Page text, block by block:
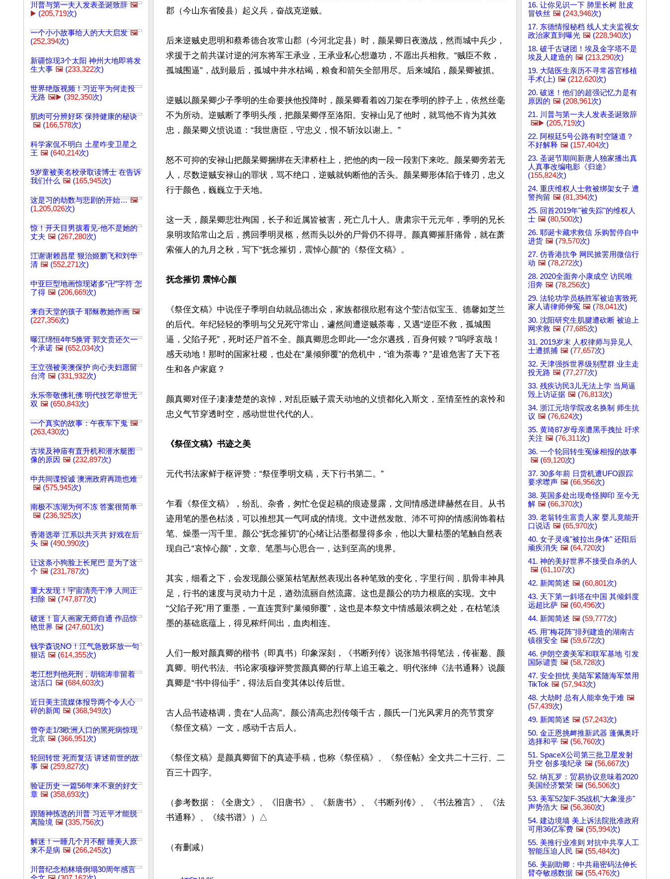
川普与第一夫人发表圣诞致辞 🖼️
▶️ (205,719次)
一个小小故事给人的大大启发 🖼️
(252,394次)
新疆惊现3个太阳 神州大地即将发
生大事 🖼️ (233,322次)
世界绝版视频！习近平为何走投
无路 🖼️▶️ (392,350次)
肌肉可分辨好坏 保持健康的秘诀
🖼️ (166,578次)
科学家侃不明白 土星咋变卫星之
王 🖼️ (640,214次)
9岁童被美名校录取读博士 在告诉
我们什么 🖼️ (165,945次)
这是习的劫数与悲剧的开始… 🖼️
(1,205,026次)
惊！开天目男孩看见-他不是她的
丈夫 🖼️ (267,280次)
江谢谢赖昌星 狠治姬鹏飞和刘华
清 🖼️ (552,271次)
中亚巨型地画惊现诸多“卍”字符 怎
了得 🖼️ (206,669次)
来自天堂的孩子 耶稣教她作画 🖼️
(227,356次)
曝江绵恒4年5换肾 郭文贵还欠一
个承诺 🖼️ (652,034次)
王立强被美澳保护 向心夫妇愿留
台湾 🖼️ (331,932次)
永乐帝敬佛礼佛 明代技艺举世无
双 🖼️ (650,843次)
一个真实的故事：午夜车下鬼 🖼️
(263,430次)
古埃及神庙有直升机和潜水艇图
像的原因 🖼️ (232,897次)
中共间谍投诚 澳洲政府再跪也难
🖼️ (575,945次)
南极不冻湖为何不冻 答案很简单
🖼️ (236,925次)
香港选举 江系以共灭共 好戏在后
头 🖼️ (490,990次)
让这条小狗脸上长尾巴 是为了这
个 🖼️ (231,787次)
重大发现！宇宙清亮干净 人间正
扫除 🖼️ (747,877次)
破迷！盲人画家无师自通 作品惊
艳世界 🖼️ (247,601次)
钱学森说NO！江气急败坏放一句
狠话 🖼️ (614,355次)
老江想判他死刑，胡锦涛非留着
这活口 🖼️ (684,603次)
近日美主流媒体报导两个令人心
碎的新闻 🖼️ (368,949次)
曾夺走1/3欧洲人口的黑死病惊现
北京 🖼️ (366,951次)
轮回转世 死而复活 讲述前世的故
事 🖼️ (259,827次)
验证历史 一篇56年来不衰的好文
章 🖼️ (358,693次)
跟随神拣选的川普 习近平才能脱
离险境 🖼️ (335,756次)
解迷！一睡几个月不醒 睡美人原
来不是病 🖼️ (266,245次)
川普纪念柏林墙倒塌30周年感言
郡（今山东省陵县）起义兵，奋战克逆贼。
后来逆贼史思明和蔡希德合攻常山郡（今河北定县）时，颜杲卿日夜激战，然而城中兵少，
求援于之前共谋讨逆的河东将军王承业，王承业私心想邀功，不愿出兵相救。“贼臣不救，
孤城围逼”，战到最后，孤城中井水枯竭，粮食和箭矢全部用尽。后来城陷，颜杲卿被抓。
逆贼以颜杲卿少子季明的生命要挟他投降时，颜杲卿看着凶刀架在季明的脖子上，依然丝毫
不为所动。逆贼断了季明头颅，把颜杲卿俘至洛阳。安禄山见了他时，就骂他不肯为其效
忠，颜杲卿义愤说道：“我世唐臣，守忠义，恨不斩汝以谢上。”
怒不可抑的安禄山把颜杲卿捆绑在天津桥柱上，把他的肉一段一段割下来吃。颜杲卿旁若无
人，尽数逆贼安禄山的罪状，骂不绝口，逆贼就钩断他的舌头。颜杲卿形体陷于锋刃，忠义
行于颜色，巍巍立于天地。
这一天，颜杲卿悲壮殉国，长子和近属皆被害，死亡几十人。唐肃宗干元元年，季明的兄长
泉明攻陷常山之后，携回季明灵柩，然而头以外的尸骨仍不得寻。颜真卿摧肝痛骨，就在萧
索催人的九月之秋，写下“抚念摧切，震悼心颜”的《祭侄文稿》。
抚念摧切 震悼心颜
《祭侄文稿》中说侄子季明自幼就品德出众，家族都很欣慰有这个莹洁似宝玉、德馨如芝兰
的后代。年纪轻轻的季明与父兄死守常山，遽然间遭逆贼荼毒，又遇“逆臣不救，孤城围
逼，父陷子死”，死时还尸首不全。颜真卿思念即此──“念尔遘残，百身何赎？”呜呼哀哉！
感天动地！那时的国家社稷，也处在“巢倾卵覆”的危机中，“谁为荼毒？”是谁危害了天下苍
生和各户家庭？
颜真卿对侄子凄凄楚楚的哀悼，对乱臣贼子震天动地的义愤都化入斯文，至情至性的哀怜和
忠义气节穿透时空，感动世世代代的人。
《祭侄文稿》书迹之美
元代书法家鲜于枢评赞：“祭侄季明文稿，天下行书第二。”
乍看《祭侄文稿》，纷乱、杂沓，匆忙仓促起稿的痕迹显露，文间情感迸肆赫然在目。从书
迹用笔的墨色枯淡，可以推想其一气呵成的情境。文中迸然发散、沛不可抑的情感润饰着枯
笔、燥墨一泻千里。颜公“抚念摧切”的心绪让沾墨都显得多余，他以大量枯墨的笔触自然表
现自己“哀悼心颜”，文章、笔墨与心思合一，达到至高的境界。
其实，细看之下，会发现颜公驱策枯笔猷然表现出各种笔致的变化，字里行间，肌骨丰神具
足，行书的速度与灵动力十足，遒劲流丽自然流露。这也是颜公的功力根底的实现。文中
“父陷子死”用了重墨，一直连贯到“巢倾卵覆”，这也是本祭文中情感最浓稠之处，在枯笔淡
墨的基础底蕴上，得见秾纤间出，血肉相连。
人们一般对颜真卿的楷书（即真书）印象深刻，《书断列传》说张旭书得笔法，传崔邈、颜
真卿。明代书法、书论家项穆评赞赏颜真卿的行草上追王羲之。明代张绅《法书通释》说颜
真卿是“书中得仙手”，得法后自变其体以传后世。
古人品书迹格调，贵在“人品高”。颜公清高忠烈传颂千古，颜氏一门光风霁月的亮节贯穿
《祭侄文稿》一文，感动千古后人。
《祭侄文稿》是颜真卿留下的真迹手稿，也称《祭侄稿》、《祭侄帖》全文共二十三行、二
百三十四字。
（参考数据：《全唐文》、《旧唐书》、《新唐书》、《书断列传》、《书法雅言》、《法
书通释》、《续书谱》）△
（有删减）
16. 让你见识一下 肺里长树 肚皮
冒铁丝 🖼️ (243,946次)
17. 东德情报秘档 线人丈夫监视女
政治家直到曝光 🖼️ (228,940次)
18. 破千古谜团！埃及金字塔不是
埃及人建造的 🖼️ (213,290次)
19. 大陆医生亲历不寻常器官移植
手术(上) 🖼️ (212,620次)
20. 破迷！他们的超强记忆力是有
原因的 🖼️ (208,961次)
21. 川普与第一夫人发表圣诞致辞
🖼️▶️ (205,719次)
22. 阿根廷5号公路有时空隧道？
不好解释 🖼️ (157,404次)
23. 圣诞节期间新唐人独家播出真
人真事改编电影《归途》
(155,824次)
24. 重庆维权人士救被绑架女子 遭
警拘留 🖼️ (81,394次)
25. 回首2019年"被失踪"的维权人
士 🖼️ (80,500次)
26. 耶诞卡藏求救信 乐购暂停自中
进货 🖼️ (79,570次)
27. 仿香港抗争 网民掀罢用微信行
动 🖼️ (78,272次)
28. 2020全面奔小康成空 访民唯
泪奔 🖼️ (78,256次)
29. 法轮功学员杨胜军被迫害致死
家人请律师伸冤 🖼️ (78,041次)
30. 沈阳研究生肌腱遭砍断 被迫上
网求救 🖼️ (77,685次)
31. 2019岁末 人权律师与异见人
士遭抓捕 🖼️ (77,657次)
32. 天津强拆世界级别墅群 业主走
投无路 🖼️ (77,277次)
33. 残疾访民3儿无法上学 当局逼
毁上访证据 🖼️ (76,813次)
34. 浙江元培学院改名换制 师生抗
议 🖼️ (76,624次)
35. 黄琦87岁母亲遭黑手拽扯 吁求
关注 🖼️ (76,311次)
36. 一个轮回转生冤缘相报的故事
🖼️ (69,120次)
37. 30多年前 日货机遭UFO跟踪
要求噤声 🖼️ (66,956次)
38. 英国多处出现奇怪脚印 至今无
解 🖼️ (66,370次)
39. 老翁转生富贵人家 婴儿竟能开
口说话 🖼️ (65,970次)
40. 女子灵魂"被拉出身体" 还阳后
顽疾消失 🖼️ (64,720次)
41. 神的美好世界不接受自杀的人
🖼️ (61,107次)
42. 新闻简述 🖼️ (60,801次)
43. 天下第一斜塔在中国 其倾斜度
远超比萨 🖼️ (60,496次)
44. 新闻简述 🖼️ (59,777次)
45. 用"梅花阵"排列建造的湖南古
镇很安全 🖼️ (59,672次)
46. 伊朗空袭美军和联军基地 引发
国际谴责 🖼️ (58,728次)
47. 安全担忧 美陆军紧随海军禁用
TikTok 🖼️ (57,943次)
48. 大劫时 总有人能幸免于难 🖼️
(57,439次)
49. 新闻简述 🖼️ (57,243次)
50. 金正恩挑衅推新武器 蓬佩奥吁
选择和平 🖼️ (56,760次)
51. SpaceX公司第三批卫星发射
升空 创多项纪录 🖼️ (56,667次)
52. 纳瓦罗：贸易协议意味着2020
美国经济繁荣 🖼️ (56,506次)
53. 美军52架F-35战机"大象漫步"
声势浩大 🖼️ (56,360次)
54. 建边境墙 美上诉法院批准政府
可用36亿军费 🖼️ (55,994次)
55. 美推行业准则 对抗中共享人工
智能压迫人民 🖼️ (55,484次)
56. 美副助卿：中共藉密码法伸长
臂夺敏感数据 🖼️ (55,476次)